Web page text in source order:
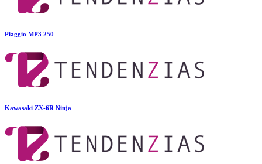
Piaggio MP3 250
Kawasaki ZX-6R Ninja